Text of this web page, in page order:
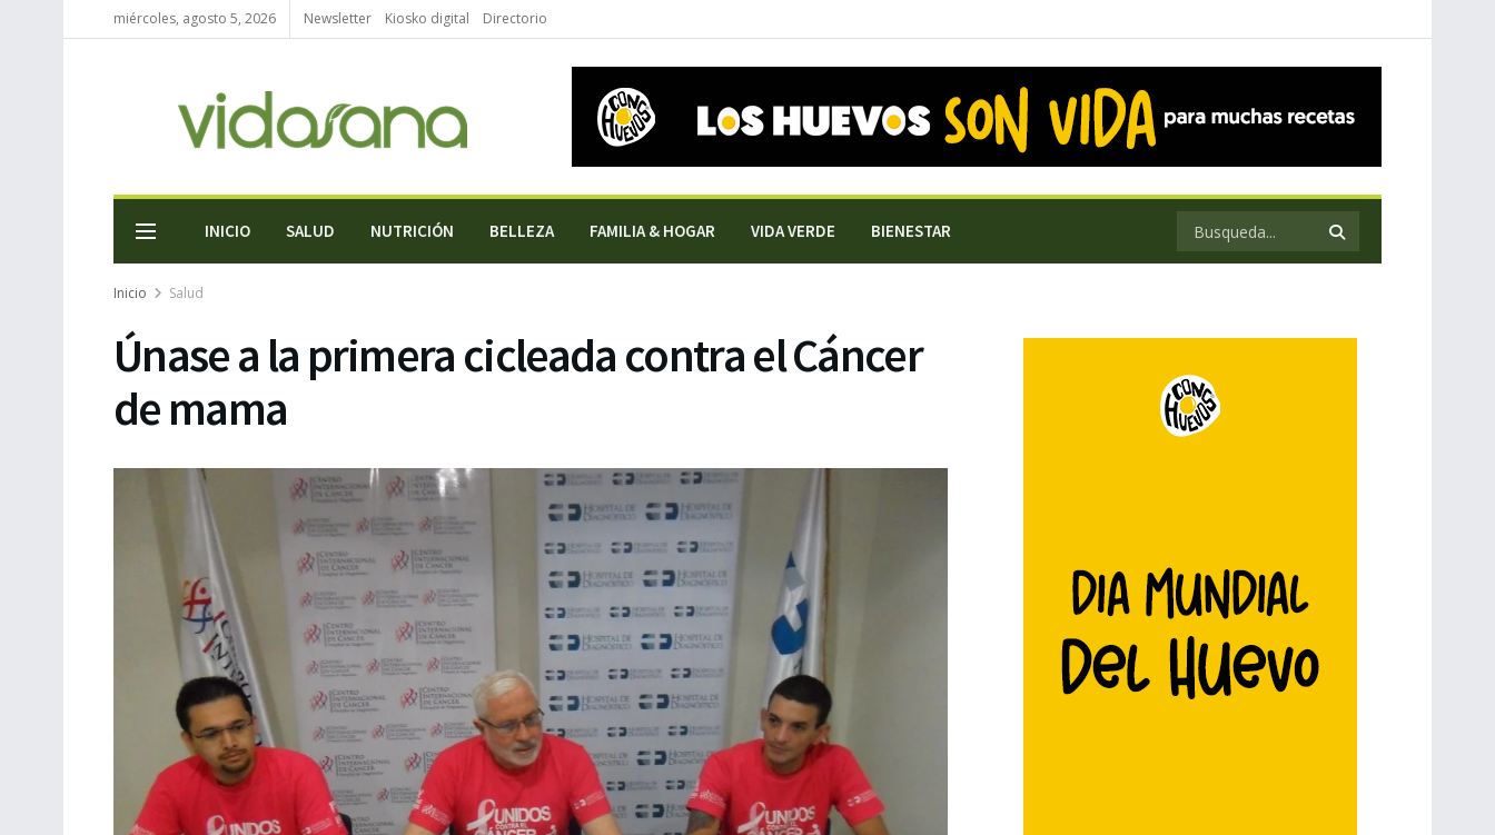
miércoles, agosto 5, 2026 Newsletter Kiosko digital Directorio
INICIO SALUD NUTRICIÓN BELLEZA FAMILIA & HOGAR VIDA VERDE BIENESTAR
Inicio Salud
Únase a la primera cicleada contra el Cáncer
de mama